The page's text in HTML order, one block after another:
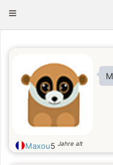
Toggle
Maxou5 Jahre alt